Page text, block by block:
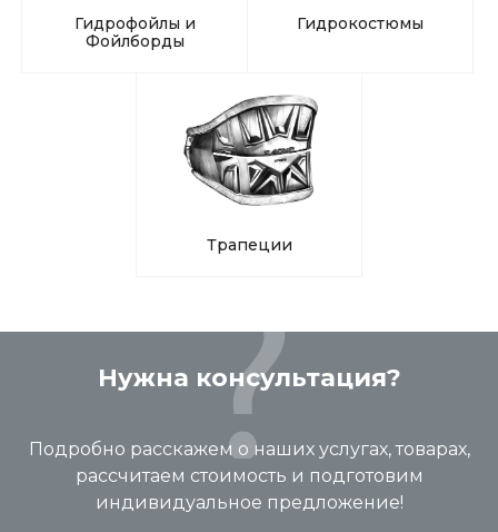
Гидрофойлы и
Фойлборды
Гидрокостюмы
Трапеции
Нужна консультация?
Подробно расскажем о наших услугах, товарах,
рассчитаем стоимость и подготовим
индивидуальное предложение!